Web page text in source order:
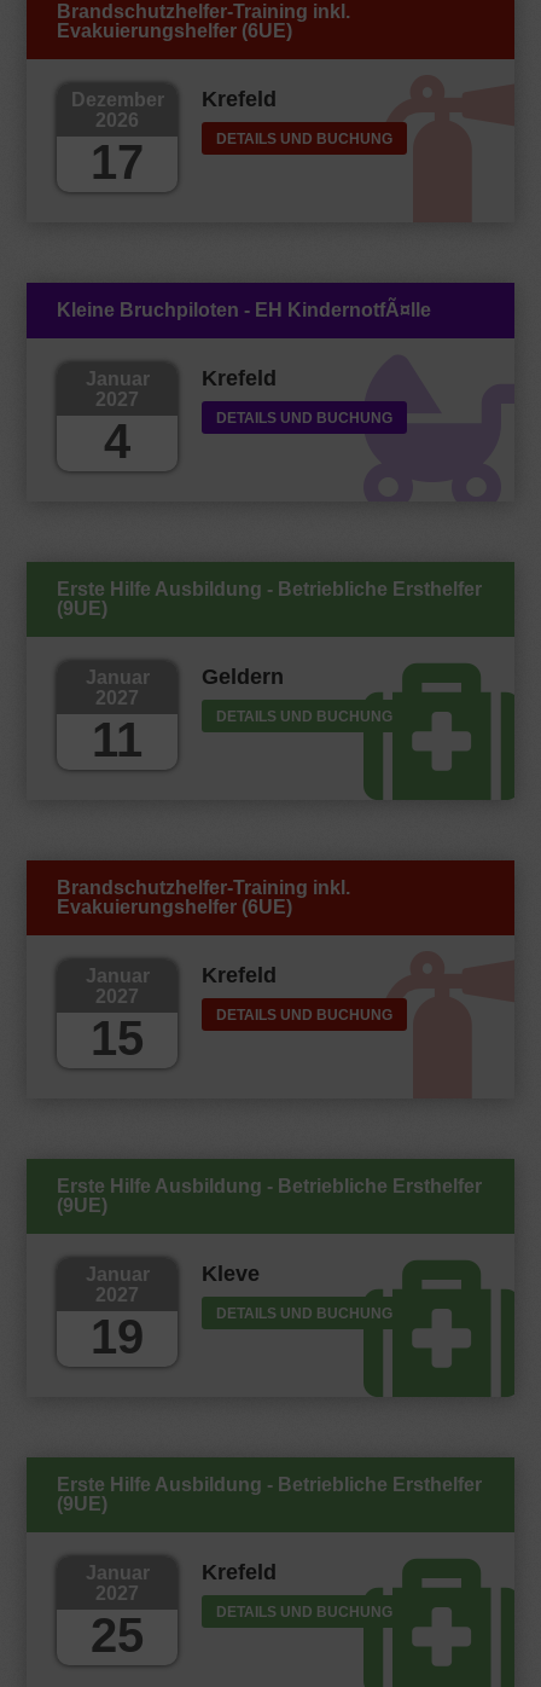
Brandschutzhelfer-Training inkl.
Evakuierungshelfer (6UE)
Dezember
2026
17
Krefeld
DETAILS UND BUCHUNG
Kleine Bruchpiloten - EH KindernotfÃ¤lle
Januar
2027
4
Krefeld
DETAILS UND BUCHUNG
Erste Hilfe Ausbildung - Betriebliche Ersthelfer
(9UE)
Januar
2027
11
Geldern
DETAILS UND BUCHUNG
Brandschutzhelfer-Training inkl.
Evakuierungshelfer (6UE)
Januar
2027
15
Krefeld
DETAILS UND BUCHUNG
Erste Hilfe Ausbildung - Betriebliche Ersthelfer
(9UE)
Januar
2027
19
Kleve
DETAILS UND BUCHUNG
Erste Hilfe Ausbildung - Betriebliche Ersthelfer
(9UE)
Januar
2027
25
Krefeld
DETAILS UND BUCHUNG